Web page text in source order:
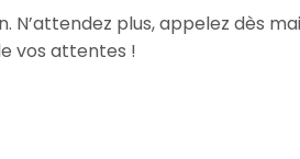
N’attendez plus, appelez dès
vos attentes !